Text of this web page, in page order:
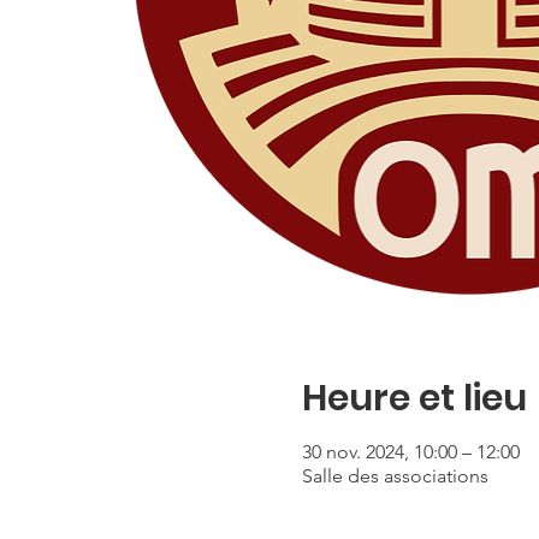
Heure et lieu
30 nov. 2024, 10:00 – 12:00
Salle des associations